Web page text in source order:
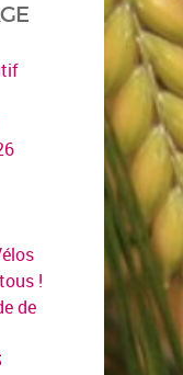
plus
!
de